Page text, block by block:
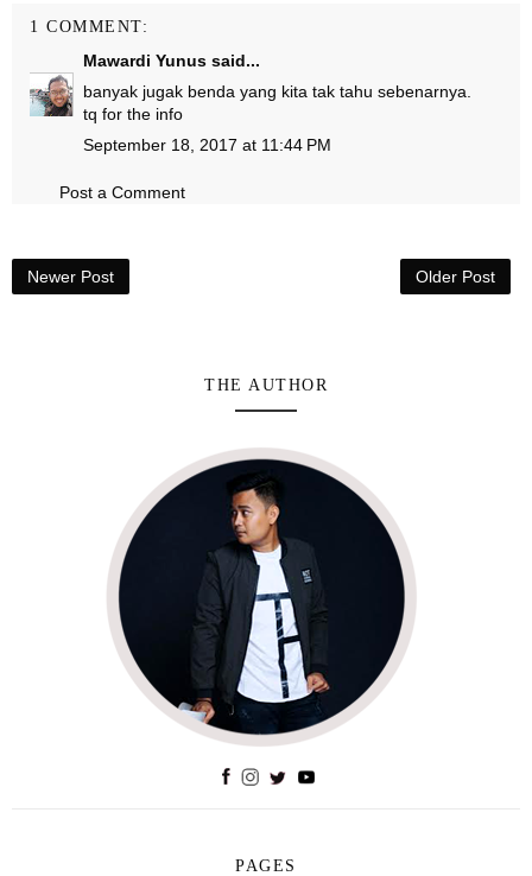
1 COMMENT:
Mawardi Yunus said...
banyak jugak benda yang kita tak tahu sebenarnya.
tq for the info
September 18, 2017 at 11:44 PM
Post a Comment
Newer Post Older Post
THE AUTHOR
PAGES